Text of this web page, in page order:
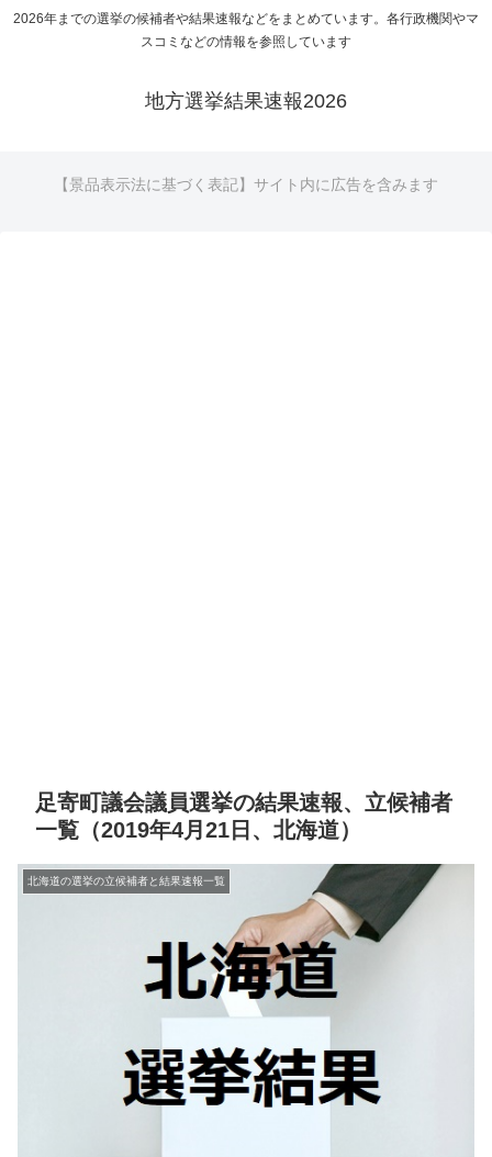
2026年までの選挙の候補者や結果速報などをまとめています。各行政機関やマ
スコミなどの情報を参照しています
地方選挙結果速報2026
【景品表示法に基づく表記】サイト内に広告を含みます
足寄町議会議員選挙の結果速報、立候補者
一覧（2019年4月21日、北海道）
北海道の選挙の立候補者と結果速報一覧